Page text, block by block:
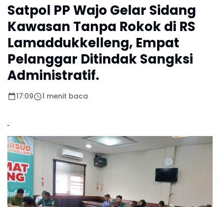
Satpol PP Wajo Gelar Sidang
Kawasan Tanpa Rokok di RS
Lamaddukkelleng, Empat
Pelanggar Ditindak Sangksi
Administratif.
17:09 1 menit baca